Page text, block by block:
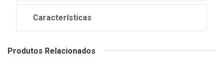
Características
Produtos Relacionados